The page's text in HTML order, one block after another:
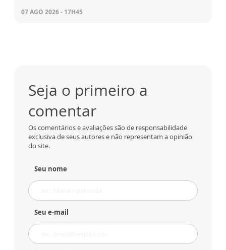
07 AGO 2026 - 17H45
Seja o primeiro a
comentar
Os comentários e avaliações são de responsabilidade
exclusiva de seus autores e não representam a opinião
do site.
Seu nome
Seu e-mail